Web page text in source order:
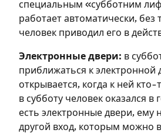
специальным «субботним
работает автоматически, без
человек приводил его в
Электронные двери: в
приближаться к электронной
открывается, когда к ней кто-
в субботу человек оказался в
есть электронные двери, ему
другой вход, которым можно